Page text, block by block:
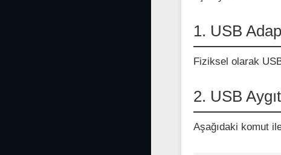
1. USB
Fiziksel olarak
2. USB
Aşağıdaki komut